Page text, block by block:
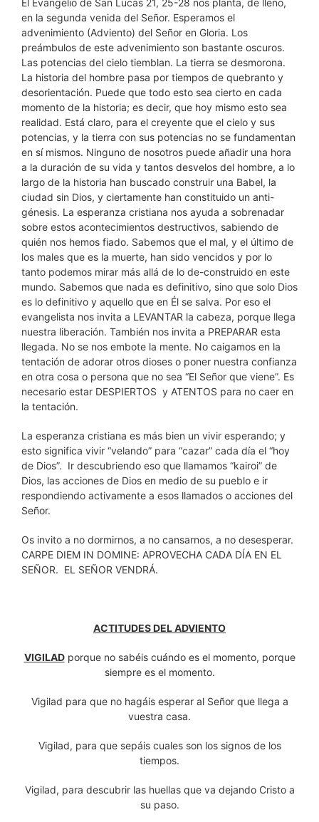
El Evangelio de San Lucas 21, 25-28 nos planta, de lleno,
en la segunda venida del Señor. Esperamos el
advenimiento (Adviento) del Señor en Gloria. Los
preámbulos de este advenimiento son bastante oscuros.
Las potencias del cielo tiemblan. La tierra se desmorona.
La historia del hombre pasa por tiempos de quebranto y
desorientación. Puede que todo esto sea cierto en cada
momento de la historia; es decir, que hoy mismo esto sea
realidad. Está claro, para el creyente que el cielo y sus
potencias, y la tierra con sus potencias no se fundamentan
en sí mismos. Ninguno de nosotros puede añadir una hora
a la duración de su vida y tantos desvelos del hombre, a lo
largo de la historia han buscado construir una Babel, la
ciudad sin Dios, y ciertamente han constituido un anti-
génesis. La esperanza cristiana nos ayuda a sobrenadar
sobre estos acontecimientos destructivos, sabiendo de
quién nos hemos fiado. Sabemos que el mal, y el último de
los males que es la muerte, han sido vencidos y por lo
tanto podemos mirar más allá de lo de-construido en este
mundo. Sabemos que nada es definitivo, sino que solo Dios
es lo definitivo y aquello que en Él se salva. Por eso el
evangelista nos invita a LEVANTAR la cabeza, porque llega
nuestra liberación. También nos invita a PREPARAR esta
llegada. No se nos embote la mente. No caigamos en la
tentación de adorar otros dioses o poner nuestra confianza
en otra cosa o persona que no sea “El Señor que viene”. Es
necesario estar DESPIERTOS y ATENTOS para no caer en
la tentación.
La esperanza cristiana es más bien un vivir esperando; y
esto significa vivir “velando” para “cazar” cada día el “hoy
de Dios”. Ir descubriendo eso que llamamos “kairoi” de
Dios, las acciones de Dios en medio de su pueblo e ir
respondiendo activamente a esos llamados o acciones del
Señor.
Os invito a no dormirnos, a no cansarnos, a no desesperar.
CARPE DIEM IN DOMINE: APROVECHA CADA DÍA EN EL
SEÑOR. EL SEÑOR VENDRÁ.
ACTITUDES DEL ADVIENTO
VIGILADporque no sabéis cuándo es el momento, porque
siempre es el momento.
Vigilad para que no hagáis esperar al Señor que llega a
vuestra casa.
Vigilad, para que sepáis cuales son los signos de los
tiempos.
Vigilad, para descubrir las huellas que va dejando Cristo a
su paso.